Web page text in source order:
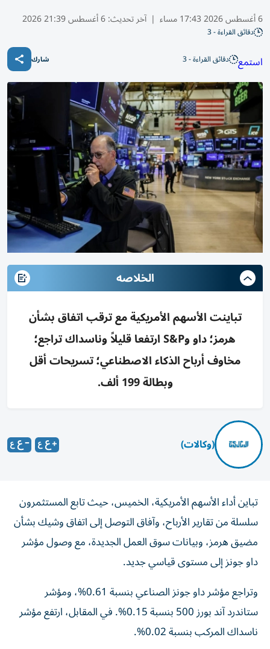
6 أغسطس 2026 17:43 مساء | آخر تحديث:6 أغسطس 21:39 2026
دقائق القراءة - 3
استمع دقائق القراءة - 3 شارك
الخلاصه
تباينت الأسهم الأمريكية مع ترقب اتفاق بشأن
هرمز؛ داو وS&P ارتفعا قليلاً وناسداك تراجع؛
مخاوف أرباح الذكاء الاصطناعي؛ تسريحات أقل
وبطالة 199 ألف.
(وكالات)
تباين أداء الأسهم الأمريكية، الخميس، حيث تابع المستثمرون
سلسلة من تقارير الأرباح، وآفاق التوصل إلى اتفاق وشيك بشأن
مضيق هرمز، وبيانات سوق العمل الجديدة، مع وصول مؤشر
داو جونز إلى مستوى قياسي جديد.
وتراجع مؤشر داو جونز الصناعي بنسبة 0.61%، ومؤشر
ستاندرد آند بورز 500 بنسبة 0.15%. في المقابل، ارتفع مؤشر
ناسداك المركب بنسبة 0.02%.